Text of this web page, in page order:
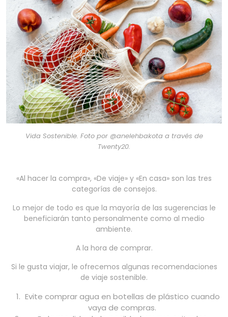
Vida Sostenible. Foto por @anelehbakota a través de
Twenty20.
«Al hacer la compra», «De viaje» y «En casa» son las tres
categorías de consejos.
Lo mejor de todo es que la mayoría de las sugerencias le
beneficiarán tanto personalmente como al medio
ambiente.
A la hora de comprar.
Si le gusta viajar, le ofrecemos algunas recomendaciones
de viaje sostenible.
Evite comprar agua en botellas de plástico cuando
vaya de compras.